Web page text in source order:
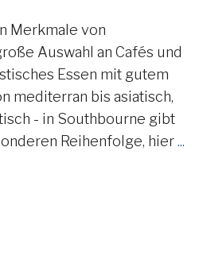
Merkmale von
Auswahl an Cafés und
Essen mit gutem
mediterran bis asiatisch,
- in Southbourne gibt
Reihenfolge, hier...